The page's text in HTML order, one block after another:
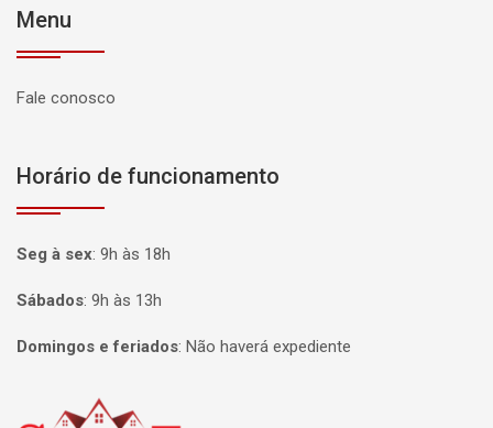
Menu
Fale conosco
Horário de funcionamento
Seg à sex: 9h às 18h
Sábados: 9h às 13h
Domingos e feriados: Não haverá expediente
Página inicial